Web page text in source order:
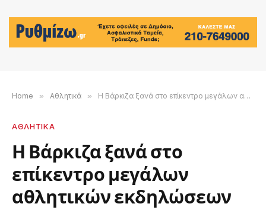
Home » Αθλητικά » Η Βάρκιζα ξανά στο επίκεντρο μεγάλων αθλητικών εκδηλώσεων
ΑΘΛΗΤΙΚΑ
Η Βάρκιζα ξανά στο
επίκεντρο μεγάλων
αθλητικών εκδηλώσεων